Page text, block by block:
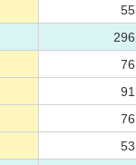
55
296
76
91
76
53